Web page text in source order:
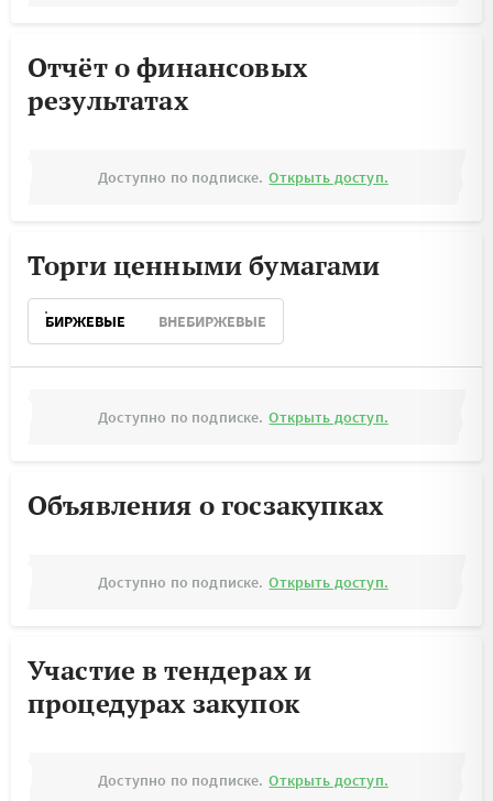
Отчёт о финансовых
результатах
Доступно по подписке. Открыть доступ.
Торги ценными бумагами
БИРЖЕВЫЕ ВНЕБИРЖЕВЫЕ
Доступно по подписке. Открыть доступ.
Объявления о госзакупках
Доступно по подписке. Открыть доступ.
Участие в тендерах и
процедурах закупок
Доступно по подписке. Открыть доступ.